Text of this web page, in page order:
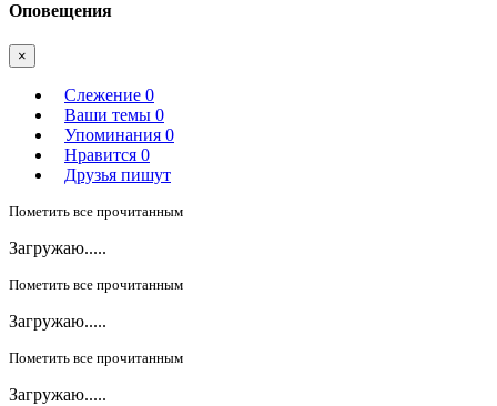
Оповещения
×
Слежение 0
Ваши темы 0
Упоминания 0
Нравится 0
Друзья пишут
Пометить все прочитанным
Загружаю.....
Пометить все прочитанным
Загружаю.....
Пометить все прочитанным
Загружаю.....